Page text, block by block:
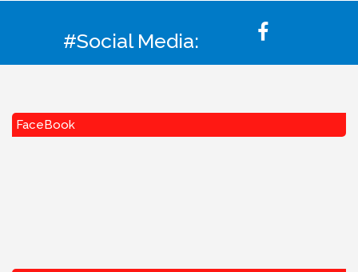
#Social Media:
FaceBook